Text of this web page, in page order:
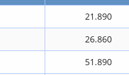
21.890
26.860
51.890